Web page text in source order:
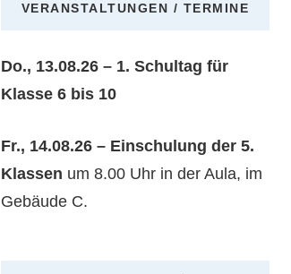
VERANSTALTUNGEN / TERMINE
Do., 13.08.26 – 1. Schultag für
Klasse 6 bis 10
Fr., 14.08.26 – Einschulung der 5.
Klassen um 8.00 Uhr in der Aula, im
Gebäude C.